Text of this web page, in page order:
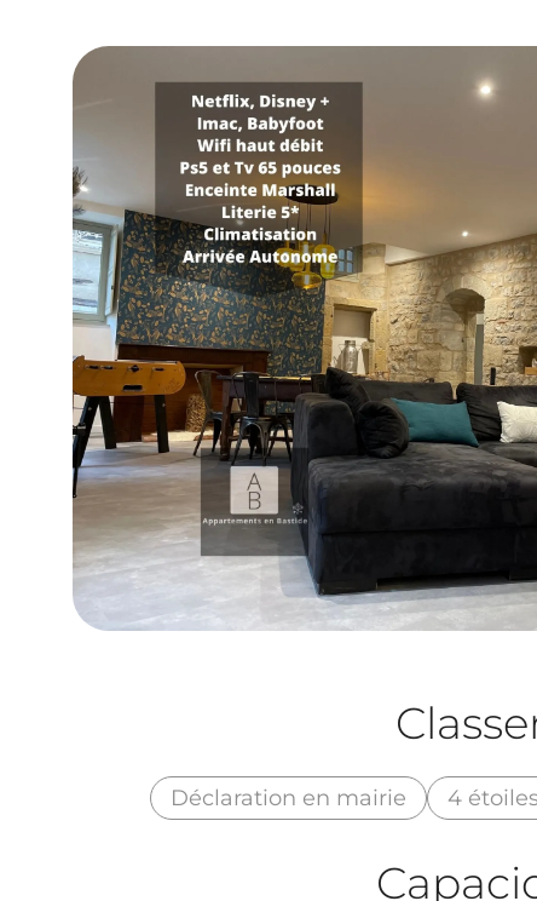
Déclaration en mairie 4 étoiles